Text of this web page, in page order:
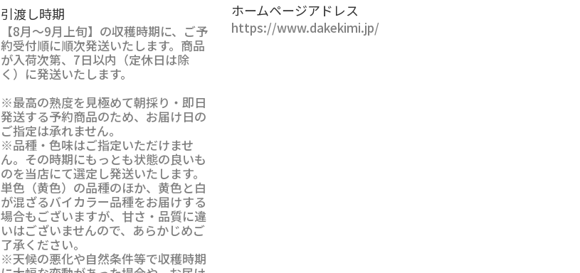
引渡し時期
【8月～9月上旬】の収穫時期に、ご予
約受付順に順次発送いたします。商品
が入荷次第、7日以内（定休日は除
く）に発送いたします。
※最高の熟度を見極めて朝採り・即日
発送する予約商品のため、お届け日の
ご指定は承れません。
※品種・色味はご指定いただけませ
ん。その時期にもっとも状態の良いも
のを当店にて選定し発送いたします。
単色（黄色）の品種のほか、黄色と白
が混ざるバイカラー品種をお届けする
場合もございますが、甘さ・品質に違
いはございませんので、あらかじめご
了承ください。
※天候の悪化や自然条件等で収穫時期
ホームページアドレス
https://www.dakekimi.jp/